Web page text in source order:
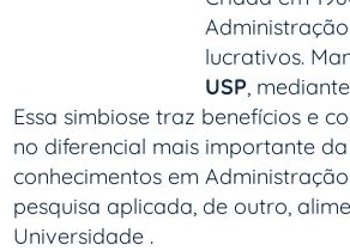
lucrativos.
USP ,
Essa simbiose traz benefícios e
no diferencial mais importante
conhecimentos em
pesquisa aplicada, de outro,
Universidade .